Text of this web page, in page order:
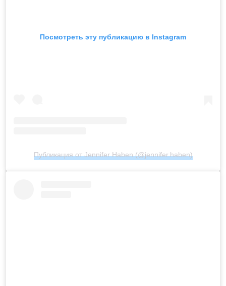
Посмотреть эту публикацию в Instagram
Публикация от Jennifer Haben (@jennifer.haben)